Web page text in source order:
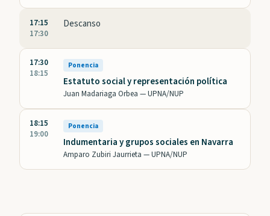
17:15
17:30
Descanso
17:30
18:15
Ponencia
Estatuto social y representación política
Juan Madariaga Orbea —UPNA/NUP
18:15
19:00
Ponencia
Indumentaria y grupos sociales en Navarra
Amparo Zubiri Jaurrieta —UPNA/NUP